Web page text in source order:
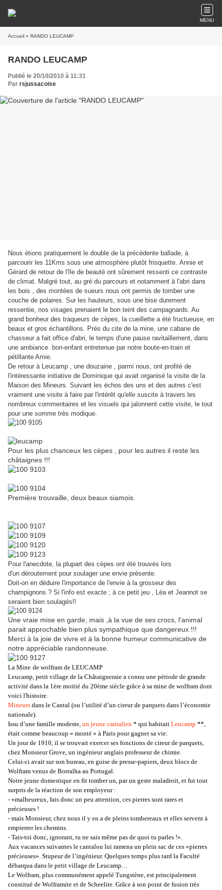
MENU
Accueil » RANDO LEUCAMP
RANDO LEUCAMP
Publié le 20/10/2010 à 11:31
Par rsjussacoise
Nous étions pratiquement le double de la précédente ballade, à
parcourir les 11Kms sous une atmosphère plutôt frisquette. Annie et
Gérard de retour de l'île de beauté ont sûrement ressenti ce contraste
de climat. Malgré tout, au gré du parcours et notamment à l'abri dans
les bois , des montées de sueurs nous ont permis de tomber une
couche de polaires. Sur les hauteurs, sous une bise durement
ressentie, nos visages prenaient le bon teint des campagnards. Au
grand bonheur des traqueurs de cèpes, la cueillette a été fructueuse, en
beaux et gros échantillons. Prés du cite de la mine, une cabane de
chasseur a fait office d'abri, le temps d'une pause ravitaillement, dans
une ambiance bon-enfant entretenue par notre boute-en-train et
pétillante Amie.
De retour à Leucamp , une douzaine , parmi nous, ont profité de
l'intéressante initiative de Dominique qui avait organisé la visite de la
Maison des Mineurs. Suivant les échos des uns et des autres c'est
vraiment une visite à faire par l'intérêt qu'elle suscite à travers les
nombreux commentaires et les visuels qui jalonnent cette visite, le tout
pour une somme très modique.
Pour les plus chanceux les cèpes , pour les autres il reste les
châtaignes !!!
Première trouvaille, deux beaux siamois.
Pour l'anecdote, la plupart des cèpes ont été trouvés lors
d'un déroutement pour soulager une envie présente.
Doit-on en déduire l'importance de l'envie à la grosseur des
champignons ? Si l'info est exacte ; à ce petit jeu , Léaet Jeannot se
seraient bien soulagés!!
Une vraie mise en garde, mais ,à la vue de ses crocs, l'animal
parait approchable bien plus sympathique que dangereux !!!
Merci à la joie de vivre et à la bonne humeur communicative de
notre appréciable randonneuse.
La Mine de wolfram de LEUCAMP
Leucamp, petit village de la Châtaigneraie a connu une période de grande
activité dans la 1ère moitié du 20ème siècle grâce à sa mine de wolfram dont
voici l'histoire.
Mineurs dans le Cantal (ou l’utilité d’un cireur de parquets dans l’économie
nationale).
Issu d’une famille modeste, un jeune cantalien * qui habitait Leucamp **,
était comme beaucoup « monté » à Paris pour gagner sa vie.
Un jour de 1910, il se trouvait exercer ses fonctions de cireur de parquets,
chez MonsieurGrove, un ingénieur anglais professeur de chimie.
Celui-ci avait sur son bureau, en guise de presse-papiers, deux blocs de
Wolfram venus de Borralha au Portugal.
Notre jeune domestique en fit tomber un, par un geste maladroit, et fut tout
surpris de la réaction de son employeur :
- «malheureux, fais donc un peu attention, ces pierres sont rares et
précieuses !
- mais Monsieur, chez nous il y en a de pleins tombereaux et elles servent à
empierrer les chemins.
- Tais-toi donc, ignorant, tu ne sais même pas de quoi tu parles !».
Aux vacances suivantes le cantalou lui ramena un plein sac de ces «pierres
précieuses». Stupeur de l’ingénieur. Quelques temps plus tard la Faculté
débarqua dans le petit village de Leucamp…
Le Wolfram, plus communément appelé Tungstène, est principalement
constitué de Wolframite et de Scheelite. Grâce à son point de fusion très